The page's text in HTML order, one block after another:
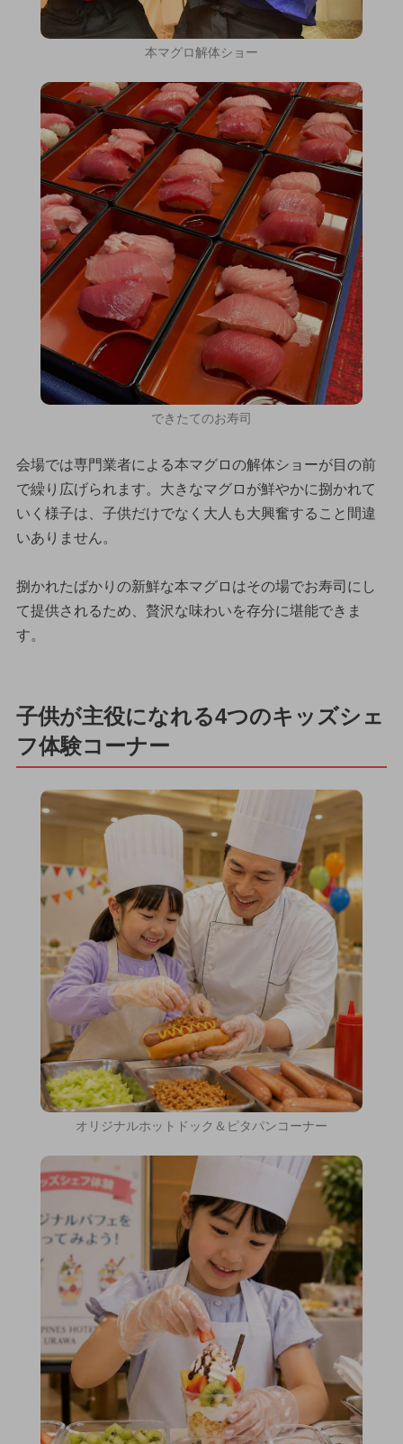
本マグロ解体ショー
できたてのお寿司
会場では専門業者による本マグロの解体ショーが目の前
で繰り広げられます。大きなマグロが鮮やかに捌かれて
いく様子は、子供だけでなく大人も大興奮すること間違
いありません。
捌かれたばかりの新鮮な本マグロはその場でお寿司にし
て提供されるため、贅沢な味わいを存分に堪能できま
す。
子供が主役になれる4つのキッズシェ
フ体験コーナー
オリジナルホットドック＆ピタパンコーナー